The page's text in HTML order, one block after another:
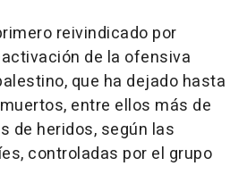
reivindicado por
de la ofensiva
que ha dejado hasta
entre ellos más de
de heridos, según las
controladas por el grupo